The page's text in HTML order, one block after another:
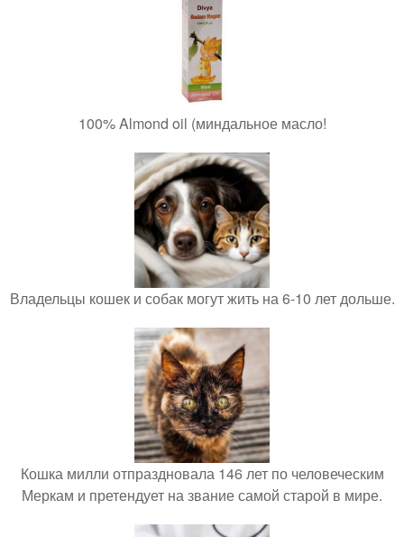
100% Almond oil (миндальное масло!
Владельцы кошек и собак могут жить на 6-10 лет дольше.
Кошка милли отпраздновала 146 лет по человеческим
Меркам и претендует на звание самой старой в мире.